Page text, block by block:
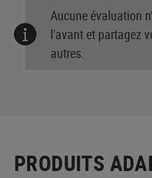
Aucune évaluation
l'avant et partagez
autres.
PRODUITS